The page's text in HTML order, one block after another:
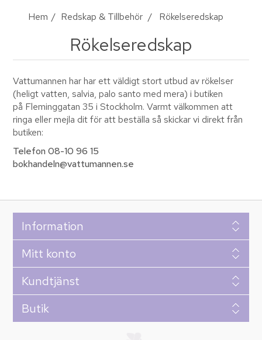
Hem / Redskap & Tillbehör / Rökelseredskap
Rökelseredskap
Vattumannen har har ett väldigt stort utbud av rökelser
(heligt vatten, salvia, palo santo med mera) i butiken
på Fleminggatan 35 i Stockholm. Varmt välkommen att
ringa eller mejla dit för att beställa så skickar vi direkt från
butiken:
Telefon 08-10 96 15
bokhandeln@vattumannen.se
Information
Mitt konto
Kundtjänst
Butik